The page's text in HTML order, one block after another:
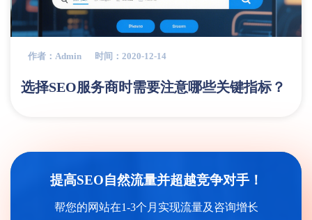
作者：admin 时间：2020-12-14
选择SEO服务商时需要注意哪些关键指标？
提高SEO自然流量并超越竞争对手！
帮您的网站在1-3个月实现流量及咨询增长